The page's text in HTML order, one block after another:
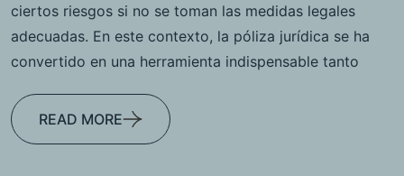
ciertos riesgos si no se toman las medidas legales
adecuadas. En este contexto, la póliza jurídica se ha
convertido en una herramienta indispensable tanto
READ MORE